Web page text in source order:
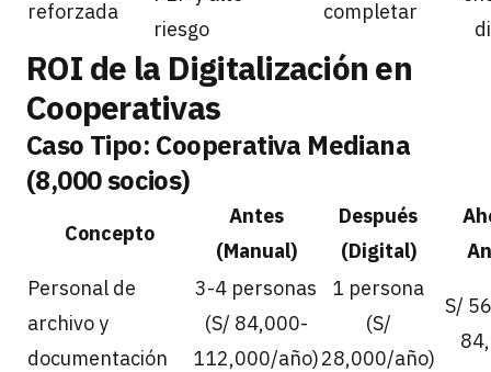
reforzada
riesgo
completar
ROI de la Digitalización en
Cooperativas
Caso Tipo: Cooperativa Mediana
(8,000 socios)
Concepto
Antes
(Manual)
Después
(Digital)
Personal de
archivo y
documentación
3-4 personas
(S/ 84,000-
112,000/año)
1 persona
(S/
28,000/año)
S/